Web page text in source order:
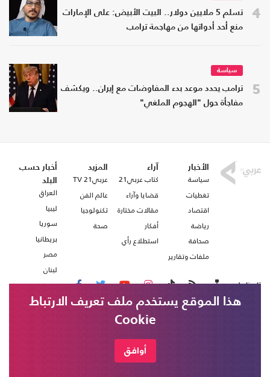
4
تسلم 5 ملايين دولار.. البيت الأبيض: على الإمارات
منع أحد أدواتها من مهاجمة ترامب
5
سياسة
ترامب يحدد موعد بدء المفاوضات مع إيران.. ويكشف
مفاجأة حول "الهجوم الملغي"
الأخبار
سياسة
تغطيات
اقتصاد
رياضة
صحافة
ملفات وتقارير
آراء
كتاب عربي21
قضايا وآراء
مقالات مختارة
أفكار
استطلاع رأي
المزيد
عربي21 TV
عالم الفن
تكنولوجيا
صحة
أخبار حسب
البلد
العراق
ليبيا
سوريا
بريطانيا
مصر
لبنان
تابعنا على
هذا الموقع يستخدم ملف تعريف الارتباط
Cookie
أوافق